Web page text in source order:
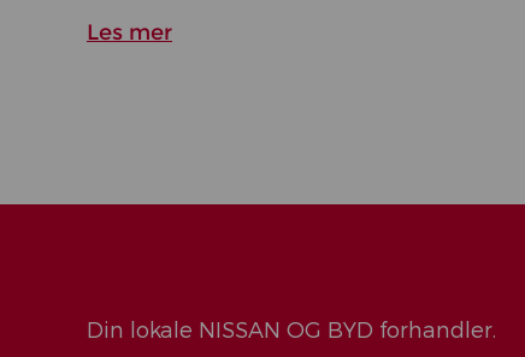
raskt og problemfritt som mulig. Vår
Les mer
Din lokale NISSAN OG BYD forhandler.